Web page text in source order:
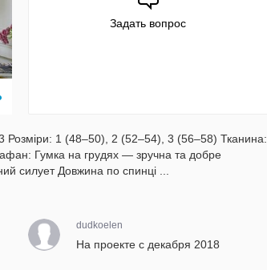
Задать вопрос
1 (48–50), 2 (52–54), 3 (56–58) Тканина:
Гумка на грудях — зручна та добре
силует Довжина по спинці ...
dudkoelen
На проекте с декабря 2018